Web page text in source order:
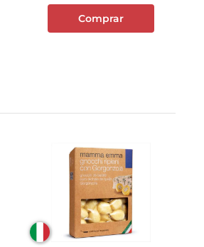
Comprar